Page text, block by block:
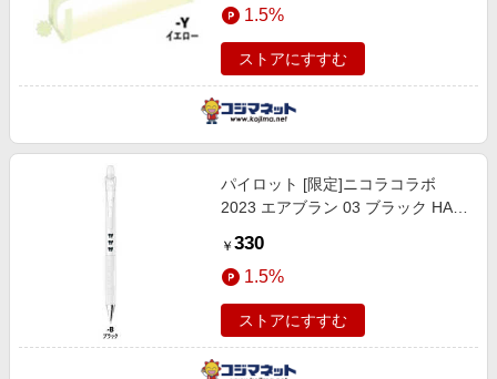
1.5%
ストアにすすむ
パイロット [限定]ニコラコラボ
2023 エアブラン 03 ブラック HA-
￥ 330
1.5%
ストアにすすむ